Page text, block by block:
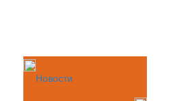
Новости